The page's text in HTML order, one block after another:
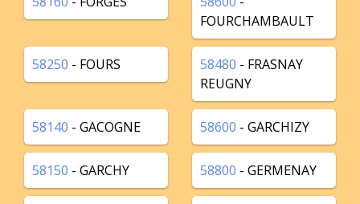
FOURCHAMBAULT
58250 - FOURS 58480 - FRASNAY
REUGNY
58140 - GACOGNE 58600 - GARCHIZY
58150 - GARCHY 58800 - GERMENAY